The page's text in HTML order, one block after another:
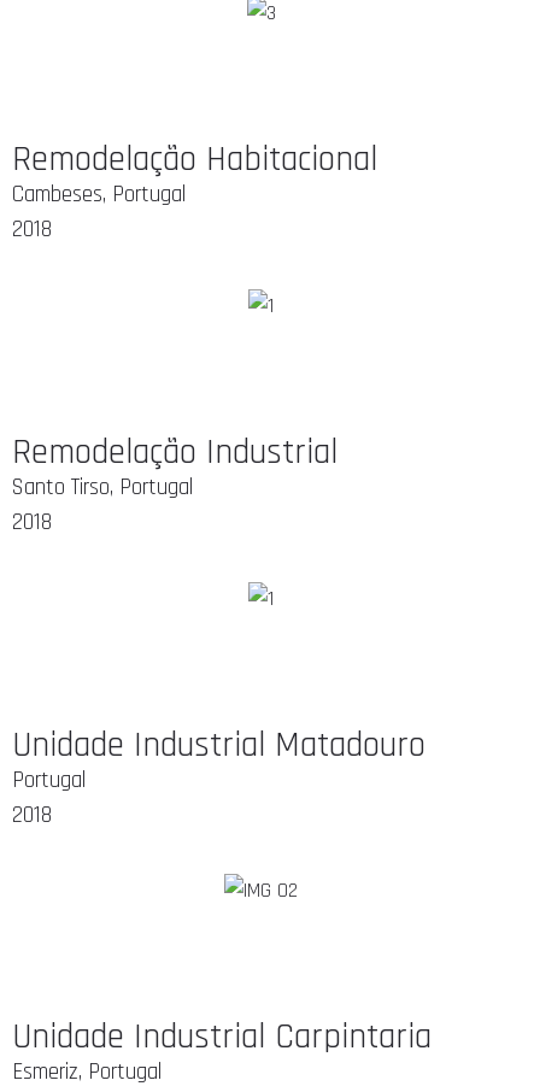
Remodelação Habitacional
Cambeses, Portugal
2018
Remodelação Industrial
Santo Tirso, Portugal
2018
Unidade Industrial Matadouro
Portugal
2018
Unidade Industrial Carpintaria
Esmeriz, Portugal